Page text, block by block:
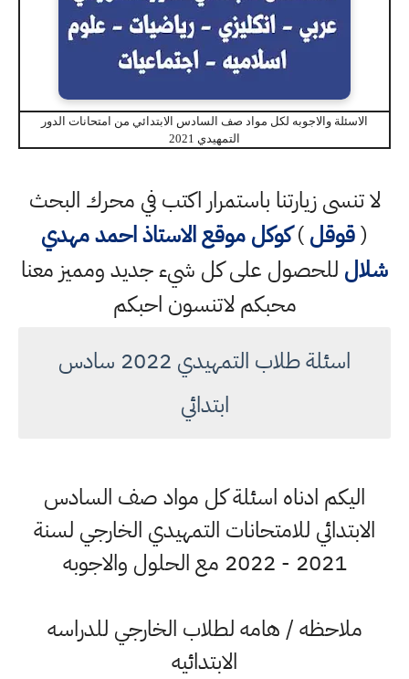
الاسئلة والاجوبه لكل مواد صف السادس الابتدائي من امتحانات الدور
التمهيدي 2021
لا تنسى زيارتنا باستمرار اكتب في محرك البحث
(قوقل)كوكلموقع الاستاذ احمد مهدي
شلال للحصول على كل شيء جديد ومميز معنا
محبكم لاتنسون احبكم
اسئلة طلاب التمهيدي 2022 سادس
ابتدائي
اليكم ادناه اسئلة كل مواد صف السادس
الابتدائي للامتحانات التمهيدي الخارجي لسنة
2021 - 2022 مع الحلول والاجوبه
ملاحظه / هامه لطلاب الخارجي للدراسه
الابتدائيه